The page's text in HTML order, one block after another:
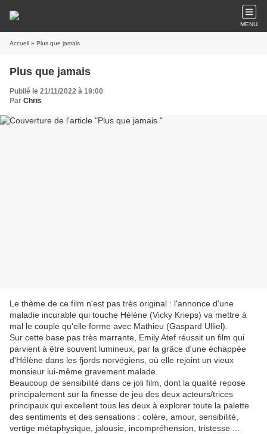
MENU
Accueil » Plus que jamais
Plus que jamais
Publié le 21/11/2022 à 19:00
Par Chris
Le thème de ce film n'est pas très original : l'annonce d'une
maladie incurable qui touche Hélène (Vicky Krieps) va mettre à
mal le couple qu'elle forme avec Mathieu (Gaspard Ulliel).
Sur cette base pas très marrante, Emily Atef réussit un film qui
parvient à être souvent lumineux, par la grâce d'une échappée
d'Hélène dans les fjords norvégiens, où elle rejoint un vieux
monsieur lui-même gravement malade.
Beaucoup de sensibilité dans ce joli film, dont la qualité repose
principalement sur la finesse de jeu des deux acteurs/trices
principaux qui excellent tous les deux à explorer toute la palette
des sentiments et des sensations : colère, amour, sensibilité,
vertige métaphysique, jalousie, incompréhension, tristesse ...